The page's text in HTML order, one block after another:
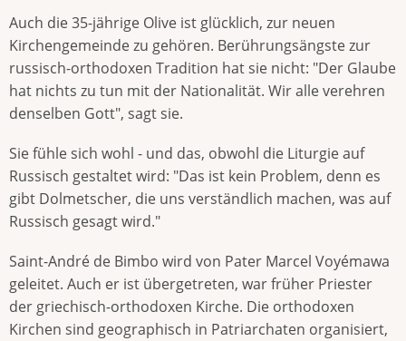
Auch die 35-jährige Olive ist glücklich, zur neuen
Kirchengemeinde zu gehören. Berührungsängste zur
russisch-orthodoxen Tradition hat sie nicht: "Der Glaube
hat nichts zu tun mit der Nationalität. Wir alle verehren
denselben Gott", sagt sie.
Sie fühle sich wohl - und das, obwohl die Liturgie auf
Russisch gestaltet wird: "Das ist kein Problem, denn es
gibt Dolmetscher, die uns verständlich machen, was auf
Russisch gesagt wird."
Saint-André de Bimbo wird von Pater Marcel Voyémawa
geleitet. Auch er ist übergetreten, war früher Priester
der griechisch-orthodoxen Kirche. Die orthodoxen
Kirchen sind geographisch in Patriarchaten organisiert,